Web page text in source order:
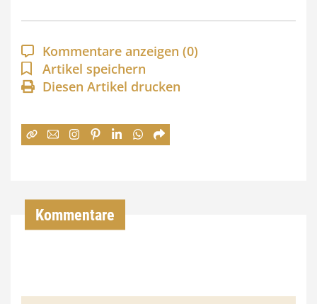
p
a
n
n
:
€
Kommentare anzeigen (0)
Artikel speichern
Diesen Artikel drucken
Kommentare